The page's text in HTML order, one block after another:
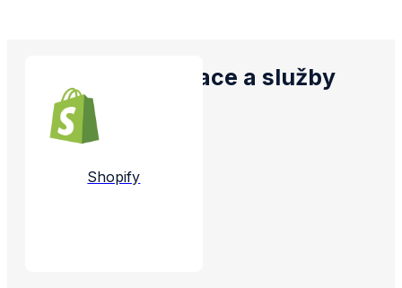
Propojené aplikace a služby
Shopify